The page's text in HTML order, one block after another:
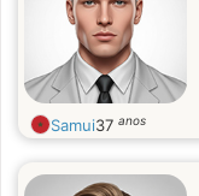
Samui37 anos